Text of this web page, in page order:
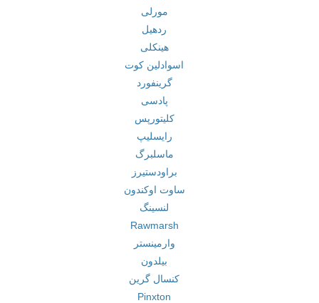
مورلی
ردهیل
هینکلی
اسوادلین کوت
گرینفورد
پادسی
کلیتورپس
رایسلیپ
ماسلبرگ
براودستیرز
ساوت اوکندون
لنسینگ
Rawmarsh
وارمینستر
بیلدون
کنسال گرین
Pinxton